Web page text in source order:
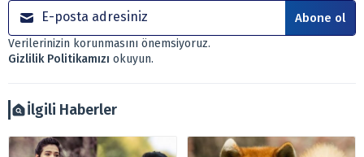
sözleşme çerçevesinde sunulmaktadır.
Sitemizde bulunan bilgiler ve görüşler, sizin mali
durumunuz, risk – getiri beklentileriniz ile uyuşmayabilir.
Ayrıca burada yer alan bilgilere dayanarak, yatırım kararı
zararlardan, arztakvimi.com.tr sorumlu tutulamaz.
Abone ol
Verilerinizin korunmasını önemsiyoruz.
Gizlilik Politikamızı okuyun.
İlgili Haberler